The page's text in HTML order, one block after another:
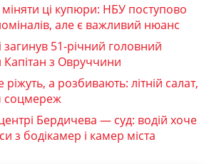
ці купюри: НБУ поступово
але є важливий нюанс
51-річний головний
Капітан з Овруччини
ріжуть, а розбивають: літній салат,
соцмереж
Бердичева — суд: водій хоче
з бодікамер і камер міста